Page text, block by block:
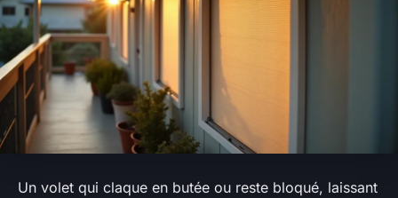
Un volet qui claque en butée ou reste bloqué, laissant